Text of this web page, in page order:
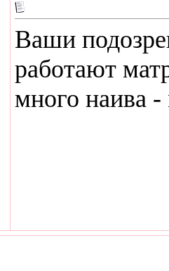
Ваши
работают
много наива -